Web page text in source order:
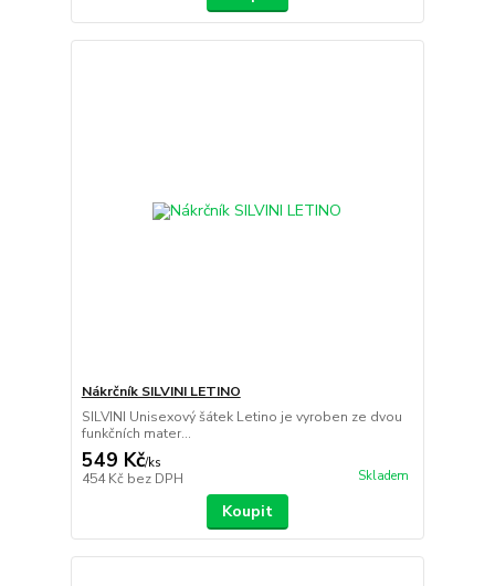
Nákrčník SILVINI LETINO
SILVINI Unisexový šátek Letino je vyroben ze dvou
funkčních mater...
549 Kč/ks
454 Kč bez DPH Skladem
Koupit